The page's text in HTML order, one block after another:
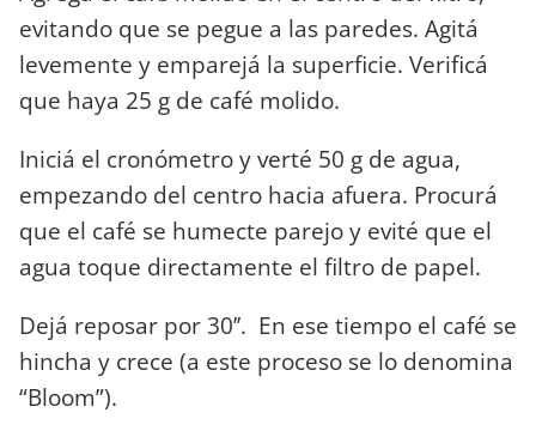
evitando que se pegue a las paredes. Agitá
levemente y emparejá la superficie. Verificá
que haya 25 g de café molido.
Iniciá el cronómetro y verté 50 g de agua,
empezando del centro hacia afuera. Procurá
que el café se humecte parejo y evité que el
agua toque directamente el filtro de papel.
Dejá reposar por 30’’. En ese tiempo el café se
hincha y crece (a este proceso se lo denomina
“Bloom”).